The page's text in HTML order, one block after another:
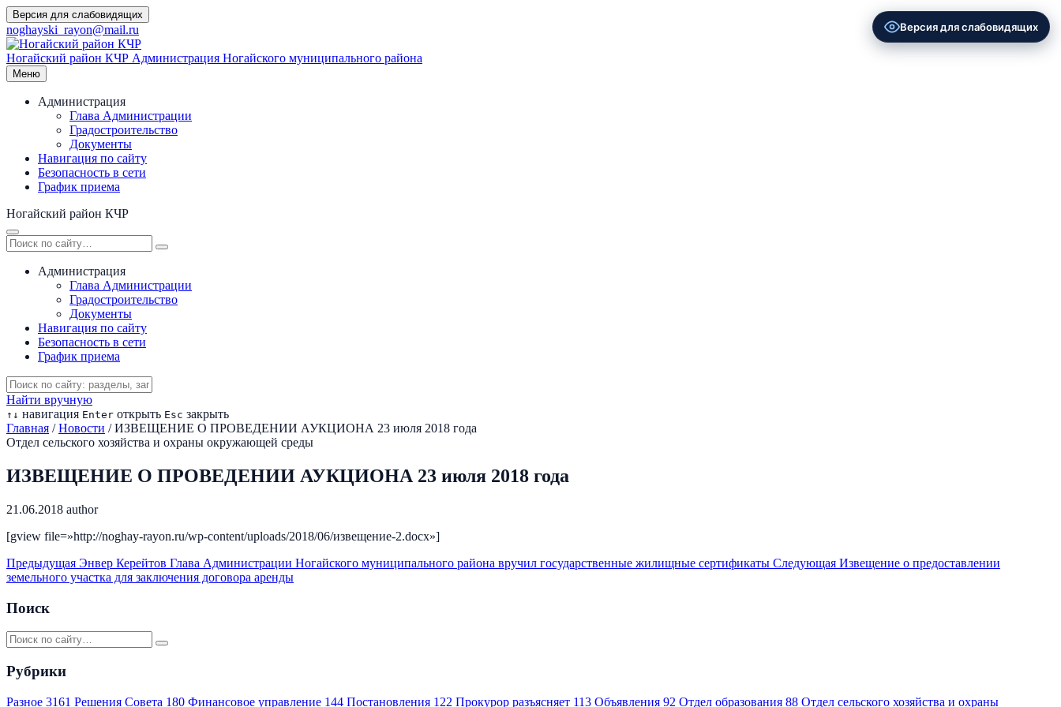
Перейти
к
содержимому
Версия для слабовидящих
noghayski_rayon@mail.ru
Ногайский район КЧР Администрация Ногайского муниципального района
Меню
Администрация
Глава Администрации
Градостроительство
Документы
Навигация по сайту
Безопасность в сети
График приема
Ногайский район КЧР
Администрация
Глава Администрации
Градостроительство
Документы
Навигация по сайту
Безопасность в сети
График приема
Найти вручную
↑ ↓ навигация Enter открыть Esc закрыть
Главная / Новости / ИЗВЕЩЕНИЕ О ПРОВЕДЕНИИ АУКЦИОНА 23 июля 2018 года
Отдел сельского хозяйства и охраны окружающей среды
ИЗВЕЩЕНИЕ О ПРОВЕДЕНИИ АУКЦИОНА 23 июля 2018 года
21.06.2018 author
[gview file=»http://noghay-rayon.ru/wp-content/uploads/2018/06/извещение-2.docx»]
Предыдущая Энвер Керейтов Глава Администрации Ногайского муниципального района вручил государственные жилищные сертификаты Следующая Извещение о предоставлении
земельного участка для заключения договора аренды
Поиск
Рубрики
Разное 3161 Решения Совета 180 Финансовое управление 144 Постановления 122 Прокурор разъясняет 113 Объявления 92 Отдел образования 88 Отдел сельского хозяйства и охраны
Версия для слабовидящих